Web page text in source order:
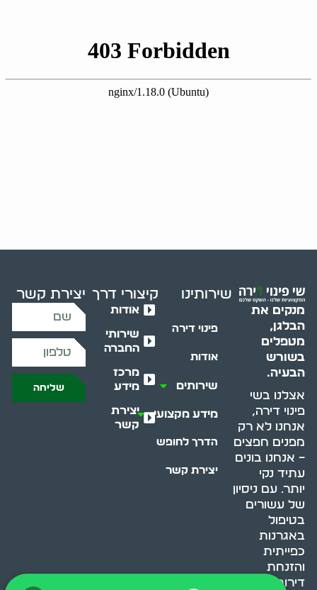
מנקים את
הבלגן,
מטפלים
בשורש
הבעיה.
אצלנו בשי
פינוי דירה,
אנחנו לא רק
מפנים חפצים
– אנחנו בונים
עתיד נקי
יותר. עם ניסיון
של עשורים
בטיפול
באגרנות
כפייתית
והזנחת
דירות, אנחנו
שירותינו
פינוי דירה
אודות
שירותים
מידע מקצועי
הדרך לחופש
יצירת קשר
קיצורי דרך
אודות
שירותי
החברה
מרכז
מידע
יצירת
קשר
יצירת קשר
שליחה